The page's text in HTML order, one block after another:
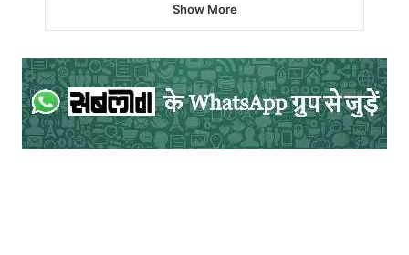
Show More